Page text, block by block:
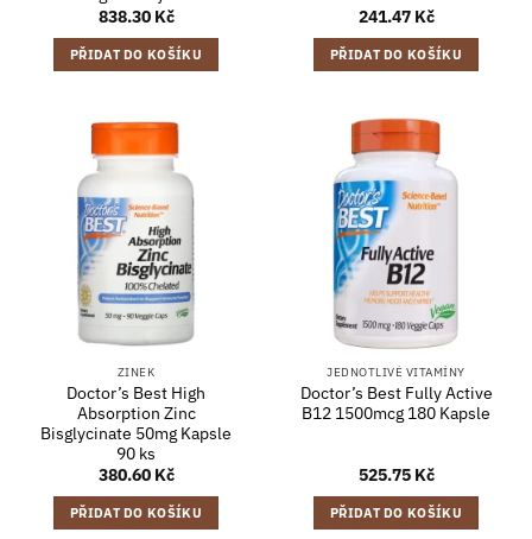
838.30 Kč
PŘIDAT DO KOŠÍKU
241.47 Kč
PŘIDAT DO KOŠÍKU
ZINEK
Doctor’s Best High
Absorption Zinc
Bisglycinate 50mg Kapsle
90 ks
380.60 Kč
PŘIDAT DO KOŠÍKU
JEDNOTLIVÉ VITAMÍNY
Doctor’s Best Fully Active
B12 1500mcg 180 Kapsle
525.75 Kč
PŘIDAT DO KOŠÍKU